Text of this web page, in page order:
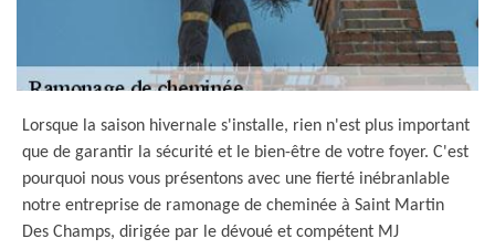
Lorsque la saison hivernale s'installe, rien n'est plus important
que de garantir la sécurité et le bien-être de votre foyer. C'est
pourquoi nous vous présentons avec une fierté inébranlable
notre entreprise de ramonage de cheminée à Saint Martin
Des Champs, dirigée par le dévoué et compétent MJ